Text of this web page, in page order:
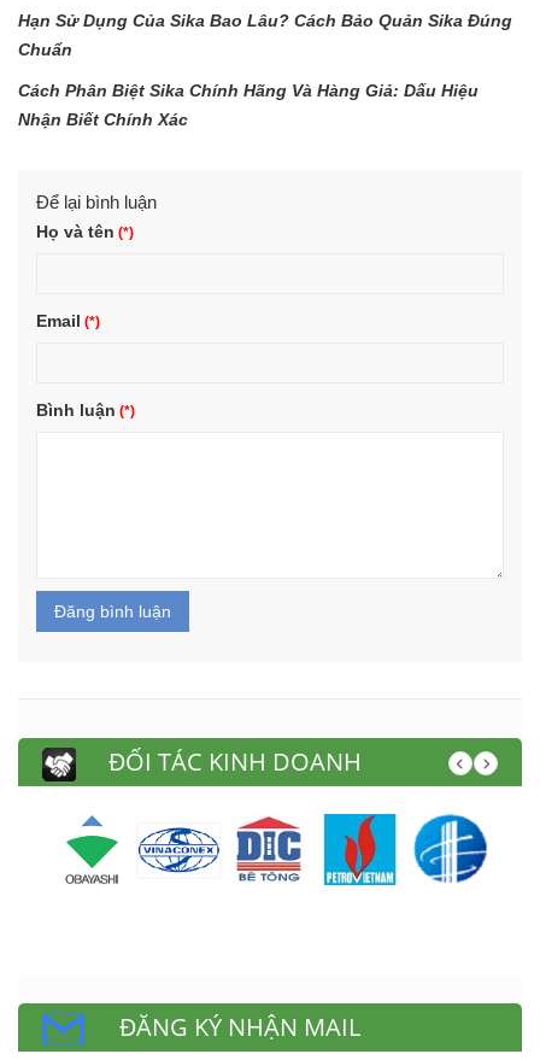
Hạn Sử Dụng Của Sika Bao Lâu? Cách Bảo Quản Sika Đúng
Chuẩn
Cách Phân Biệt Sika Chính Hãng Và Hàng Giả: Dấu Hiệu
Nhận Biết Chính Xác
Để lại bình luận
Họ và tên
Email
Bình luận
Đăng bình luận
ĐỐI TÁC KINH DOANH
ĐĂNG KÝ NHẬN MAIL